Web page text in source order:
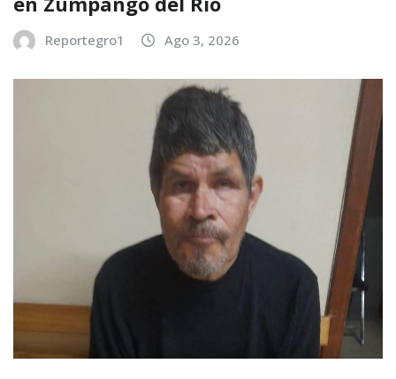
Reportegro1 Ago 3, 2026